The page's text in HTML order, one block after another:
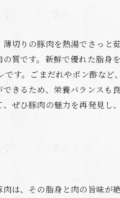
切りの豚肉を熱湯でさっと
質です。新鮮で優れた脂身
す。ごまだれやポン酢な
きるため、栄養バランスも
ぜひ豚肉の魅力を再発見し
は、その脂身と肉の旨味が